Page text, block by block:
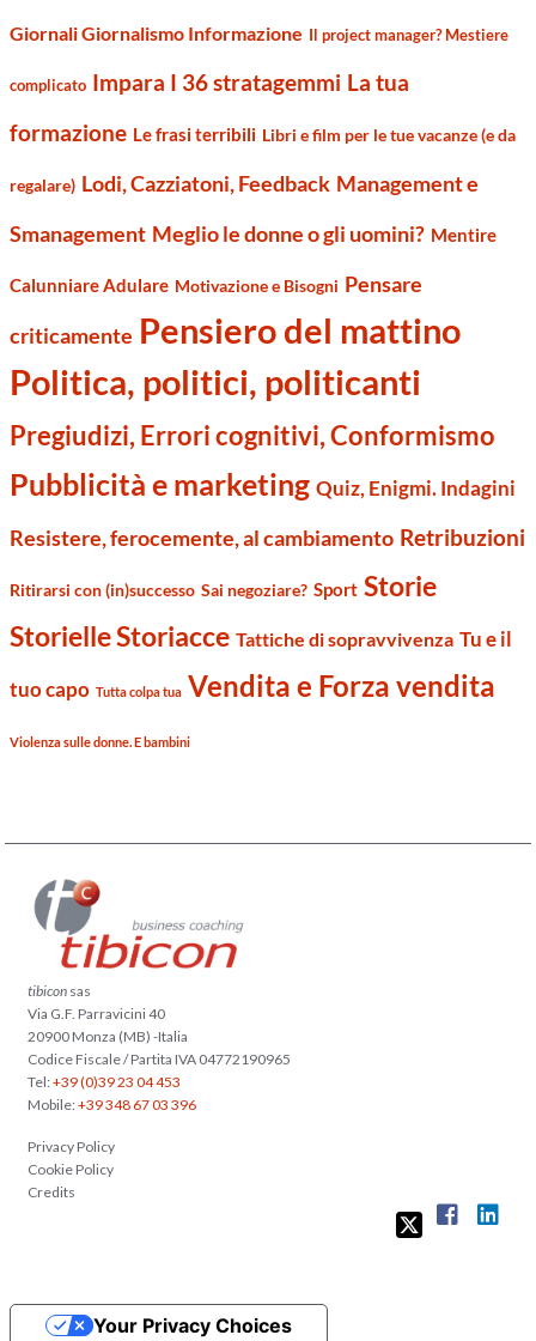
Giornali Giornalismo Informazione Il project manager? Mestiere
complicato Impara I 36 stratagemmi La tua
formazione Le frasi terribili Libri e film per le tue vacanze (e da
regalare) Lodi, Cazziatoni, Feedback Management e
Smanagement Meglio le donne o gli uomini? Mentire
Calunniare Adulare Motivazione e Bisogni Pensare
criticamente Pensiero del mattino
Politica, politici, politicanti
Pregiudizi, Errori cognitivi, Conformismo
Pubblicità e marketing Quiz, Enigmi. Indagini
Resistere, ferocemente, al cambiamento Retribuzioni
Ritirarsi con (in)successo Sai negoziare? Sport Storie
Storielle Storiacce Tattiche di sopravvivenza Tu e il
tuo capo Tutta colpa tua Vendita e Forza vendita
Violenza sulle donne. E bambini
tibicon sas
Via G.F. Parravicini 40
20900 Monza (MB) -Italia
Codice Fiscale / Partita IVA 04772190965
Tel:+39 (0)39 23 04 453
Mobile:+39 348 67 03 396
Privacy Policy
Cookie Policy
Credits
Your Privacy Choices